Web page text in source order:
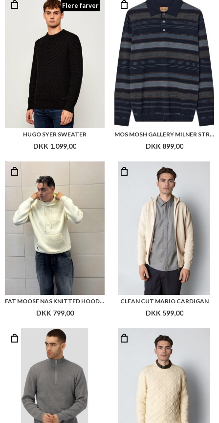
Flere farver
HUGO SYER SWEATER
DKK 1.099,00
MOS MOSH GALLERY MILNER STRIPE POLO KNIT
DKK 899,00
FAT MOOSE NAS KNITTED HOODIE
DKK 799,00
CLEAN CUT MARIO CARDIGAN
DKK 599,00